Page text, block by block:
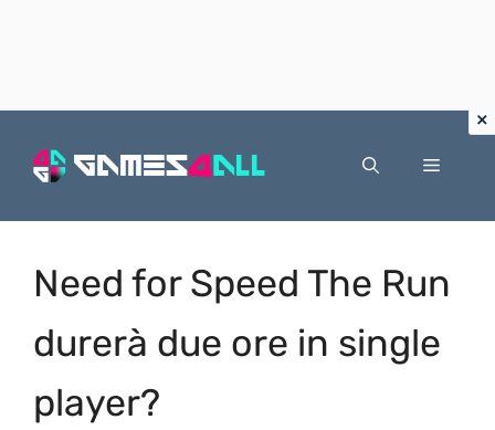
Menu
Need for Speed The Run
durerà due ore in single
player?